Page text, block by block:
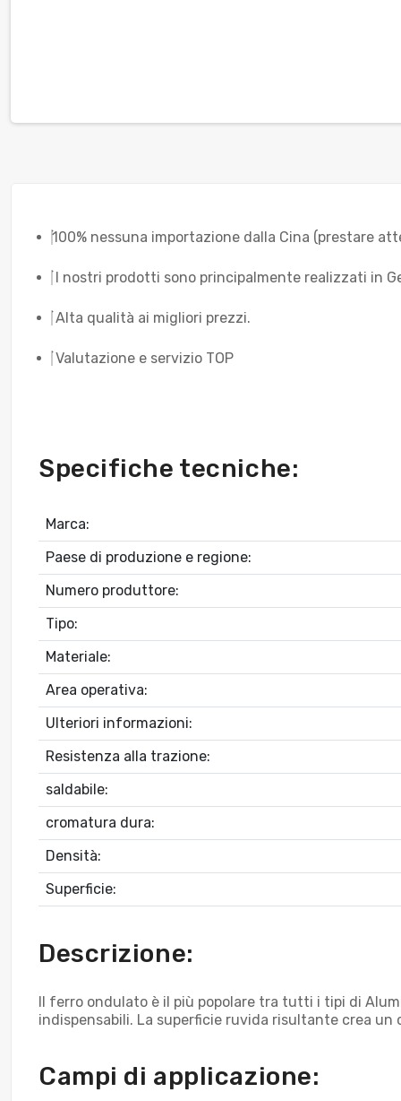
100% nessuna importazione dalla Cina (prestare
I nostri prodotti sono principalmente realizzati in
Alta qualità ai migliori prezzi.
Valutazione e servizio TOP
Specifiche tecniche:
Marca:
Paese di produzione e regione:
Numero produttore:
Tipo:
Materiale:
Area operativa:
Ulteriori informazioni:
Resistenza alla trazione:
saldabile:
cromatura dura:
Densità:
Superficie:
Descrizione:
Il ferro ondulato è il più popolare tra tutti i tipi di
indispensabili. La superficie ruvida risultante crea
Campi di applicazione: